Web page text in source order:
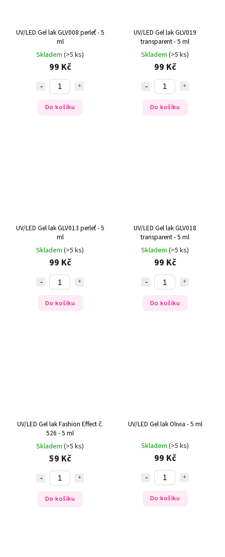
UV/LED Gel lak GLV008 perleť - 5
ml
Skladem (>5 ks)
99 Kč
Do košíku
UV/LED Gel lak GLV019
transparent - 5 ml
Skladem (>5 ks)
99 Kč
Do košíku
UV/LED Gel lak GLV013 perleť - 5
ml
Skladem (>5 ks)
99 Kč
Do košíku
UV/LED Gel lak GLV018
transparent - 5 ml
Skladem (>5 ks)
99 Kč
Do košíku
UV/LED Gel lak Fashion Effect č.
526 - 5 ml
Skladem (>5 ks)
59 Kč
Do košíku
UV/LED Gel lak Olivia - 5 ml
Skladem (>5 ks)
99 Kč
Do košíku